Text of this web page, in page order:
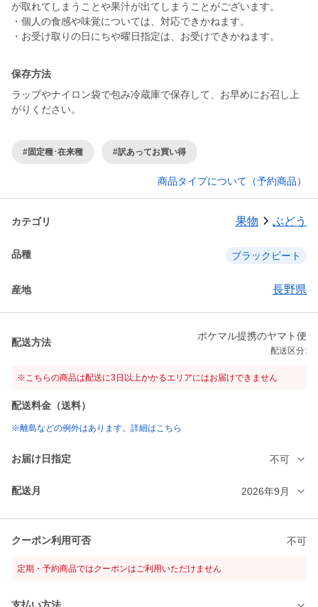
が取れてしまうことや果汁が出てしまうことがございます。
・個人の食感や味覚については、対応できかねます。
・お受け取りの日にちや曜日指定は、お受けできかねます。
保存方法
ラップやナイロン袋で包み冷蔵庫で保存して、お早めにお召し上
がりください。
#固定種･在来種 #訳あってお買い得
商品タイプについて（予約商品）
カテゴリ 果物 ぶどう
品種 ブラックビート
産地 長野県
配送方法
ポケマル提携のヤマト便
配送区分:
※こちらの商品は配送に3日以上かかるエリアにはお届けできません
配送料金（送料）
※離島などの例外はあります。詳細はこちら
お届け日指定 不可
配送月 2026年9月
クーポン利用可否 不可
定期・予約商品ではクーポンはご利用いただけません